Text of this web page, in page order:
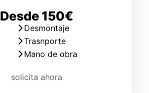
Desde 150€
Desmontaje
Trasnporte
Mano de obra
solicita ahora